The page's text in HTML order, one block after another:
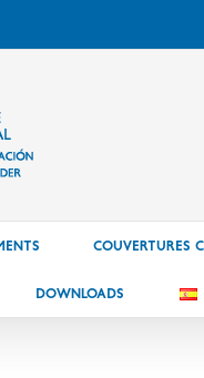
Couvertures
DOWNLOADS